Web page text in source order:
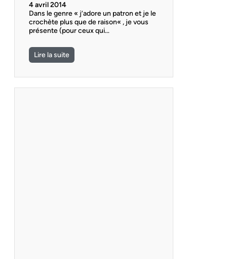
4 avril 2014
Dans le genre « j’adore un patron et je le
crochète plus que de raison« , je vous
présente (pour ceux qui…
Lire la suite